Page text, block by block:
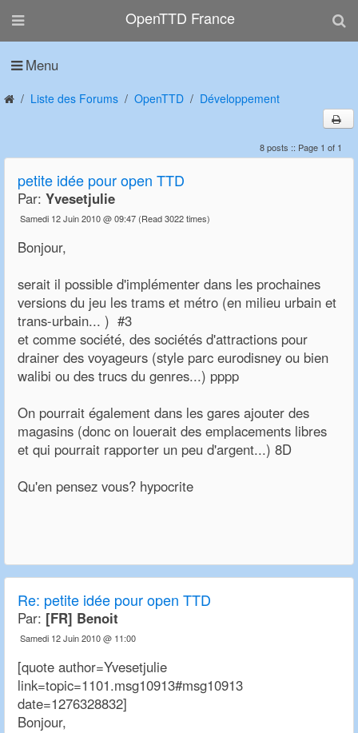
OpenTTD France
Menu
Liste des Forums OpenTTD Développement
8 posts :: Page 1 of 1
petite idée pour open TTD
Par: Yvesetjulie
Samedi 12 Juin 2010 @ 09:47 (Read 3022 times)
Bonjour,
serait il possible d'implémenter dans les prochaines
versions du jeu les trams et métro (en milieu urbain et
trans-urbain... ) #3
et comme société, des sociétés d'attractions pour
drainer des voyageurs (style parc eurodisney ou bien
walibi ou des trucs du genres...) pppp
On pourrait également dans les gares ajouter des
magasins (donc on louerait des emplacements libres
et qui pourrait rapporter un peu d'argent...) 8D
Qu'en pensez vous? hypocrite
Re: petite idée pour open TTD
Par: [FR] Benoit
Samedi 12 Juin 2010 @ 11:00
[quote author=Yvesetjulie
link=topic=1101.msg10913#msg10913
date=1276328832]
Bonjour,